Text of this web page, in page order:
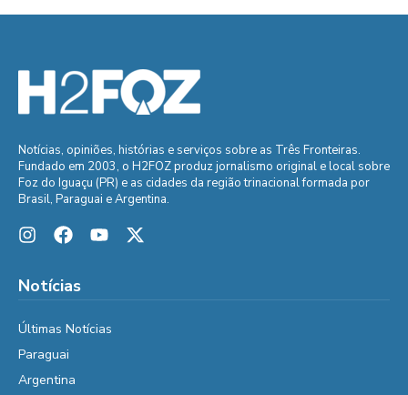
Notícias, opiniões, histórias e serviços sobre as Três Fronteiras.
Fundado em 2003, o H2FOZ produz jornalismo original e local sobre
Foz do Iguaçu (PR) e as cidades da região trinacional formada por
Brasil, Paraguai e Argentina.
Notícias
Últimas Notícias
Paraguai
Argentina